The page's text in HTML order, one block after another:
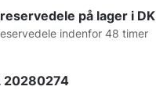
på lager i DK
indenfor 48 timer
20280274